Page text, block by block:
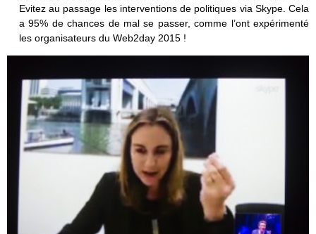
Evitez au passage les interventions de politiques via Skype. Cela
a 95% de chances de mal se passer, comme l’ont expérimenté
les organisateurs du Web2day 2015 !